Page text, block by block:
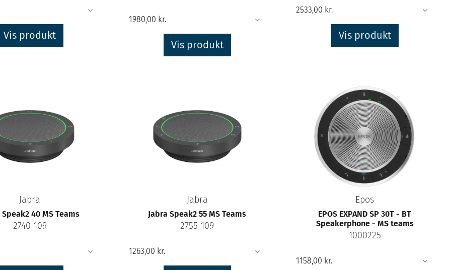
Vis produkt
Vis produkt
Vis produkt
Jabra
Speak2 40 MS Teams
2740-109
Jabra
Jabra Speak2 55 MS Teams
2755-109
Epos
EPOS EXPAND SP 30T - BT
Speakerphone - MS teams
1000225